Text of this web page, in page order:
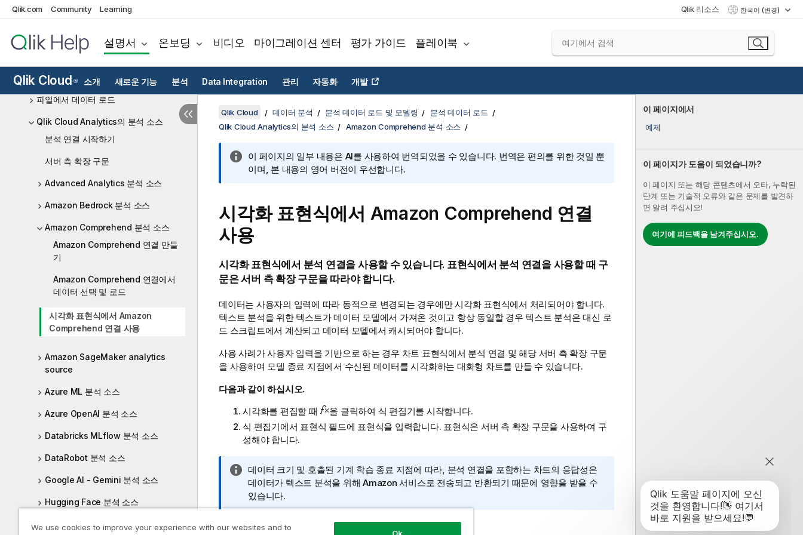
Qlik.com Community Learning Qlik 리소스 한국어 (변경)
설명서 온보딩 비디오 마이그레이션 센터 평가 가이드 플레이북
Qlik Cloud ® 소개 새로운 기능 분석 Data Integration 관리 자동화 개발
Direct Query을 사용하여 클라우드 데이
터베이스에 직접 액세스하기
Qlik 데이터 게이트웨이 - 직접 액세스
Qlik Cloud 분석의 데이터 소스
파일에서 데이터 로드
Qlik Cloud Analytics의 분석 소스
분석 연결 시작하기
서버 측 확장 구문
Advanced Analytics 분석 소스
Amazon Bedrock 분석 소스
Amazon Comprehend 분석 소스
Amazon Comprehend 연결 만들
기
Amazon Comprehend 연결에서
데이터 선택 및 로드
시각화 표현식에서 Amazon
Comprehend 연결 사용
Amazon SageMaker analytics
source
Azure ML 분석 소스
Azure OpenAI 분석 소스
Databricks MLflow 분석 소스
DataRobot 분석 소스
Google AI - Gemini 분석 소스
Hugging Face 분석 소스
OpenAI 분석 소스
이 페이지에서
예제
이 페이지가 도움이 되었습니까?
이 페이지 또는 해당 콘텐츠에서 오타, 누락된
단계 또는 기술적 오류와 같은 문제를 발견하
면 알려 주십시오!
여기에 피드백을 남겨주십시오.
Qlik Cloud 데이터 분석 분석 데이터 로드 및 모델링
분석 데이터 로드
Qlik Cloud Analytics의 분석 소스
Amazon Comprehend 분석 소스
이 페이지의 일부 내용은 AI를 사용하여 번역되었을 수 있습니다. 번역은 편의를 위한 것일 뿐
이며, 본 내용의 영어 버전이 우선합니다.
시각화 표현식에서 Amazon Comprehend 연결
사용
시각화표현식에서 분석 연결을 사용할 수 있습니다. 표현식에서 분석 연결을 사용할 때 구
문은 서버 측 확장 구문을 따라야 합니다.
데이터는 사용자의 입력에 따라 동적으로 변경되는 경우에만 시각화 표현식에서 처리되어야 합니다.
텍스트 분석을 위한 텍스트가 데이터 모델에서 가져온 것이고 항상 동일할 경우 텍스트 분석은 대신 로
드 스크립트에서 계산되고 데이터 모델에서 캐시되어야 합니다.
사용 사례가 사용자 입력을 기반으로 하는 경우 차트 표현식에서 분석 연결 및 해당 서버 측 확장 구문
을 사용하여 모델 종료 지점에서 수신된 데이터를 시각화하는 대화형 차트를 만들 수 있습니다.
다음과 같이 하십시오.
시각화를 편집할 때
을 클릭하여 식 편집기를 시작합니다.
식 편집기에서 표현식 필드에 표현식을 입력합니다. 표현식은 서버 측 확장 구문을 사용하여 구
성해야 합니다.
정
보
메
모
데이터 크기 및 호출된 기계 학습 종료 지점에 따라, 분석 연결을 포함하는 차트의 응답성은
데이터가 텍스트 분석을 위해 Amazon 서비스로 전송되고 반환되기 때문에 영향을 받을 수
있습니다.
수식 편집기 작업
We use cookies to improve your experience with our websites and to